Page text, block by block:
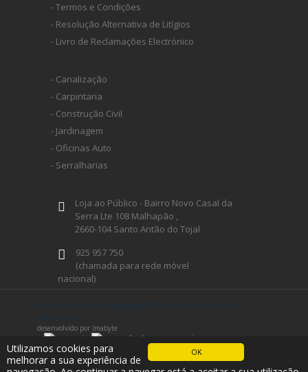
OK
Utilizamos cookies para
melhorar a sua experiência de
- Termos e Condições
- Resolução Alternativa de Litígios
- Livro de Reclamações Electrónico
- Canalização
- Carpintaria
- Construção Civil
- Jardinagem
- Oficinas Auto
- Serralharias
Loja ao Público - Bairro Novo Casal da
Serra Lte 108 Malhapão ,
2660-104 Santo Antão do Tojal
925 957 750
(chamada para rede móvel
nacional)
geral@ferramentaprofissional.pt
Siga-nos
ferramentaprofissional.pt® 2026 - todos os direitos
reservados
desenvolvido por Imabyte